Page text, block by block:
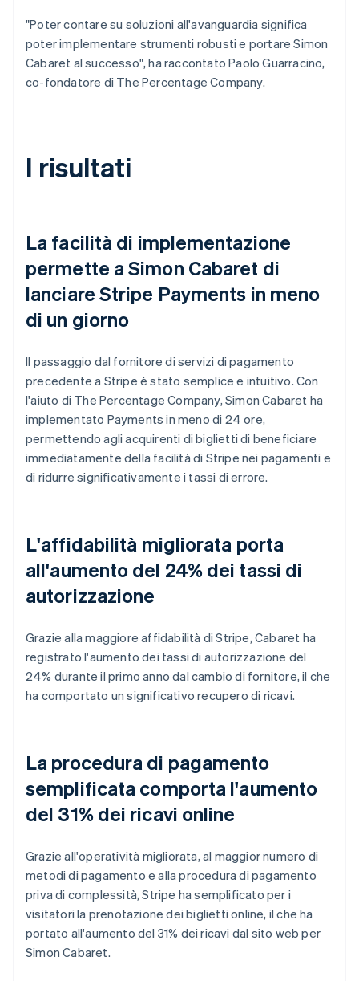
"Poter contare su soluzioni all'avanguardia significa
poter implementare strumenti robusti e portare Simon
Cabaret al successo", ha raccontato Paolo Guarracino,
co-fondatore di The Percentage Company.
I risultati
La facilità di implementazione
permette a Simon Cabaret di
lanciare Stripe Payments in meno
di un giorno
Il passaggio dal fornitore di servizi di pagamento
precedente a Stripe è stato semplice e intuitivo. Con
l'aiuto di The Percentage Company, Simon Cabaret ha
implementato Payments in meno di 24 ore,
permettendo agli acquirenti di biglietti di beneficiare
immediatamente della facilità di Stripe nei pagamenti e
di ridurre significativamente i tassi di errore.
L'affidabilità migliorata porta
all'aumento del 24% dei tassi di
autorizzazione
Grazie alla maggiore affidabilità di Stripe, Cabaret ha
registrato l'aumento dei tassi di autorizzazione del
24% durante il primo anno dal cambio di fornitore, il che
ha comportato un significativo recupero di ricavi.
La procedura di pagamento
semplificata comporta l'aumento
del 31% dei ricavi online
Grazie all'operatività migliorata, al maggior numero di
metodi di pagamento e alla procedura di pagamento
priva di complessità, Stripe ha semplificato per i
visitatori la prenotazione dei biglietti online, il che ha
portato all'aumento del 31% dei ricavi dal sito web per
Simon Cabaret.